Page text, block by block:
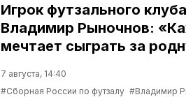
Игрок футзального
Владимир Рыночнов:
мечтает сыграть за
7 августа, 14:40
#Сборная России по футзалу #Владимир